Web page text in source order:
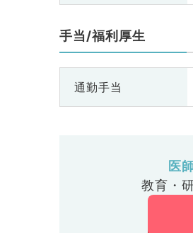
手当/福利厚生
通勤手当
医
教育・